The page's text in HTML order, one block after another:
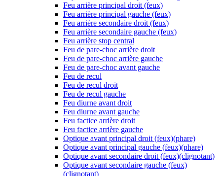
Feu arrière principal droit (feux)
Feu arrière principal gauche (feux)
Feu arrière secondaire droit (feux)
Feu arrière secondaire gauche (feux)
Feu arrière stop central
Feu de pare-choc arrière droit
Feu de pare-choc arrière gauche
Feu de pare-choc avant gauche
Feu de recul
Feu de recul droit
Feu de recul gauche
Feu diurne avant droit
Feu diurne avant gauche
Feu factice arrière droit
Feu factice arrière gauche
Optique avant principal droit (feux)(phare)
Optique avant principal gauche (feux)(phare)
Optique avant secondaire droit (feux)(clignotant)
Optique avant secondaire gauche (feux)
(clignotant)